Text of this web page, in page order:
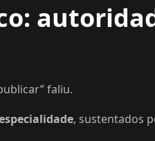
faliu.
, sustentados